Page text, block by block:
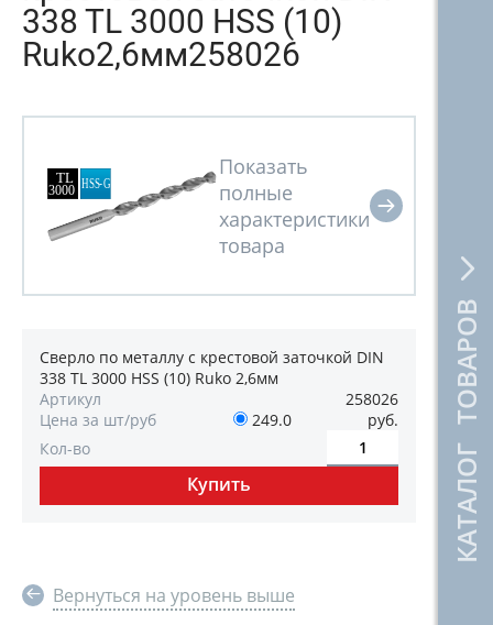
КАТАЛОГ ТОВАРОВ
338 TL 3000 HSS (10)
Ruko2,6мм258026
Сверло по металлу с крестовой заточкой DIN
338 TL 3000 HSS (10) Ruko 2,6мм
Артикул
258026
Цена за шт/руб
249.0
руб.
Кол-во
Вернуться на уровень выше